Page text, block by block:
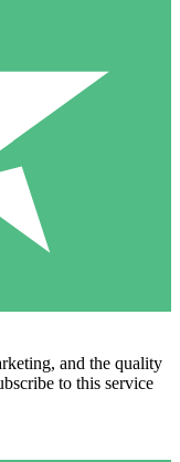
and the quality
to this service